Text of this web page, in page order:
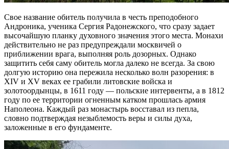
Свое название обитель получила в честь преподобного
Андроника, ученика Сергия Радонежского, что сразу задает
высочайшую планку духовного значения этого места. Монахи
действительно не раз предупреждали москвичей о
приближении врага, выполняя роль дозорных. Однако
защитить себя саму обитель могла далеко не всегда. За свою
долгую историю она пережила несколько волн разорения: в
XIV и XV веках ее грабили литовские войска и
золотоордынцы, в 1611 году — польские интервенты, а в 1812
году по ее территории огненным катком прошлась армия
Наполеона. Каждый раз монастырь восставал из пепла,
словно подтверждая незыблемость веры и силы духа,
заложенные в его фундаменте.